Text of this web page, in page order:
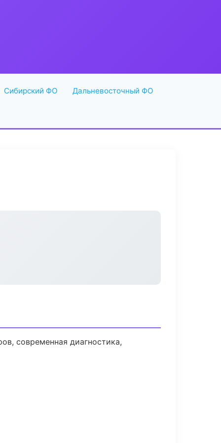
Сибирский ФО Дальневосточный ФО
современная диагностика,